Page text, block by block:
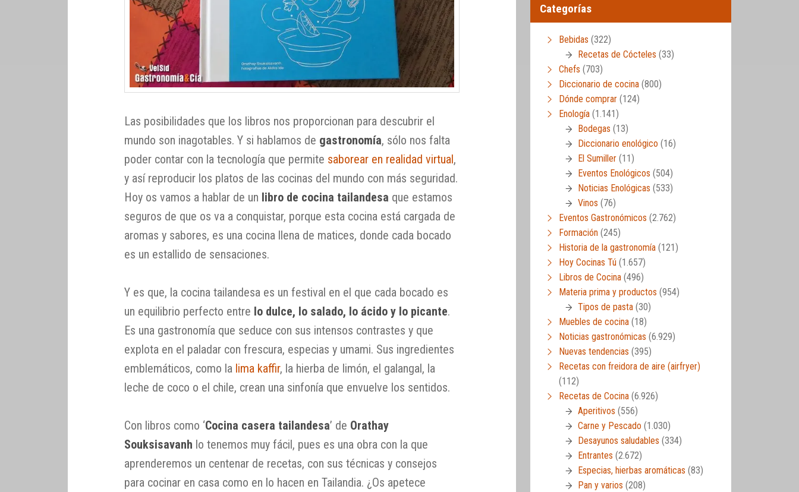
Las posibilidades que los libros nos proporcionan para descubrir el
mundo son inagotables. Y si hablamos de gastronomía, sólo nos falta
poder contar con la tecnología que permite saborear en realidad virtual,
y así reproducir los platos de las cocinas del mundo con más seguridad.
Hoy os vamos a hablar de un libro de cocina tailandesa que estamos
seguros de que os va a conquistar, porque esta cocina está cargada de
aromas y sabores, es una cocina llena de matices, donde cada bocado
es un estallido de sensaciones.
Y es que, la cocina tailandesa es un festival en el que cada bocado es
un equilibrio perfecto entre lo dulce, lo salado, lo ácido y lo picante.
Es una gastronomía que seduce con sus intensos contrastes y que
explota en el paladar con frescura, especias y umami. Sus ingredientes
emblemáticos, como la lima kaffir, la hierba de limón, el galangal, la
leche de coco o el chile, crean una sinfonía que envuelve los sentidos.
Con libros como ‘Cocina casera tailandesa’ de Orathay
Souksisavanh lo tenemos muy fácil, pues es una obra con la que
aprenderemos un centenar de recetas, con sus técnicas y consejos
para cocinar en casa como en lo hacen en Tailandia. ¿Os apetece
Categorías
Bebidas (322)
Recetas de Cócteles (33)
Chefs (703)
Diccionario de cocina (800)
Dónde comprar (124)
Enología (1.141)
Bodegas (13)
Diccionario enológico (16)
El Sumiller (11)
Eventos Enológicos (504)
Noticias Enológicas (533)
Vinos (76)
Eventos Gastronómicos (2.762)
Formación (245)
Historia de la gastronomía (121)
Hoy Cocinas Tú (1.657)
Libros de Cocina (496)
Materia prima y productos (954)
Tipos de pasta (30)
Muebles de cocina (18)
Noticias gastronómicas (6.929)
Nuevas tendencias (395)
Recetas con freidora de aire (airfryer)
(112)
Recetas de Cocina (6.926)
Aperitivos (556)
Carne y Pescado (1.030)
Desayunos saludables (334)
Entrantes (2.672)
Especias, hierbas aromáticas (83)
Pan y varios (208)